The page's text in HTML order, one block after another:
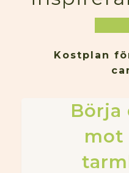
Kostplan
Börja
mot